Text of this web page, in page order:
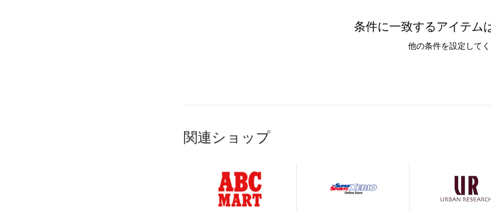
条件に一致するアイテム
他の条件を設定してく
関連ショップ